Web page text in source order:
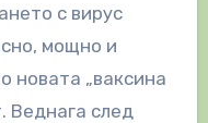
с вирус
мощно и
новата „ваксина
Веднага след